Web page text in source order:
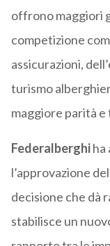
offrono maggiori
competizione
assicurazioni,
turismo
maggiore parità e
Federalberghiha
l’approvazione
decisione che dà
stabilisce un